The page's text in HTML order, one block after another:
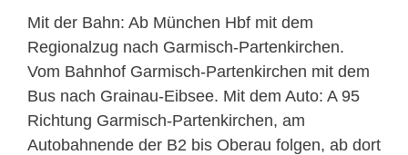
Mit der Bahn: Ab München Hbf mit dem
Regionalzug nach Garmisch-Partenkirchen.
Vom Bahnhof Garmisch-Partenkirchen mit dem
Bus nach Grainau-Eibsee. Mit dem Auto: A 95
Richtung Garmisch-Partenkirchen, am
Autobahnende der B2 bis Oberau folgen, ab dort